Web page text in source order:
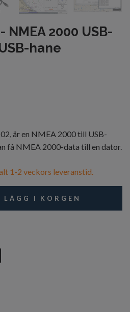
NMEA 2000 USB-
hane
är en NMEA 2000 till USB-
få NMEA 2000-data till en dator.
1-2 veckors leveranstid.
LÄGG I KORGEN